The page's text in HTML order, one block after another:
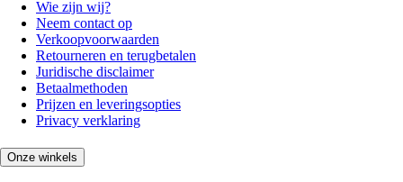
Wie zijn wij?
Neem contact op
Verkoopvoorwaarden
Retourneren en terugbetalen
Juridische disclaimer
Betaalmethoden
Prijzen en leveringsopties
Privacy verklaring
Onze winkels